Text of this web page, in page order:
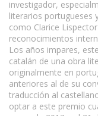
investigador,
literarios portugueses
como Clarice
reconocimientos
Los años impares,
catalán de una obra
originalmente en
anteriores al de su
traducción al
optar a este premio